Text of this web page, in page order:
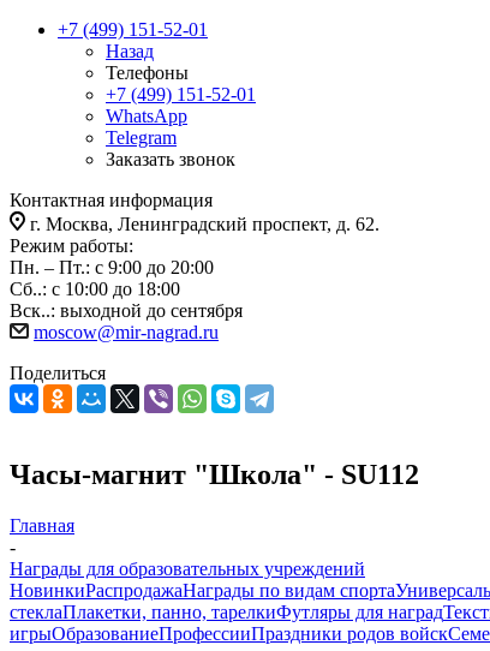
+7 (499) 151-52-01
Назад
Телефоны
+7 (499) 151-52-01
WhatsApp
Telegram
Заказать звонок
Контактная информация
г. Москва, Ленинградский проспект, д. 62.
Режим работы:
Пн. – Пт.: с 9:00 до 20:00
Сб..: с 10:00 до 18:00
Вск..: выходной до сентября
moscow@mir-nagrad.ru
Поделиться
Часы-магнит "Школа" - SU112
Главная
-
Награды для образовательных учреждений
НовинкиРаспродажаНаграды по видам спорта
стеклаПлакетки, панно, тарелкиФутляры для наград
игрыОбразованиеПрофессииПраздники родов войск